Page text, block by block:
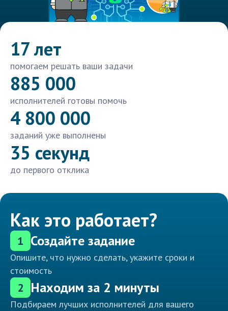
17 лет
помогаем решать ваши задачи
885 000
исполнителей готовы помочь
4 800 000
заданий уже выполнены
35 секунд
до первого отклика
Как это работает?
1 Создайте задание
Опишите, что нужно сделать, укажите сроки и
стоимость
2 Находим за 2 минуты
Подбираем лучших исполнителей для вашего